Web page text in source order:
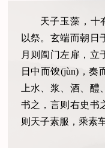
天子玉藻，十
以祭。玄端而朝日
月则阖门左扉，立
日中而馂(jùn)，奏
上水、浆、酒、
书之，言则右史书
则天子素服，乘素